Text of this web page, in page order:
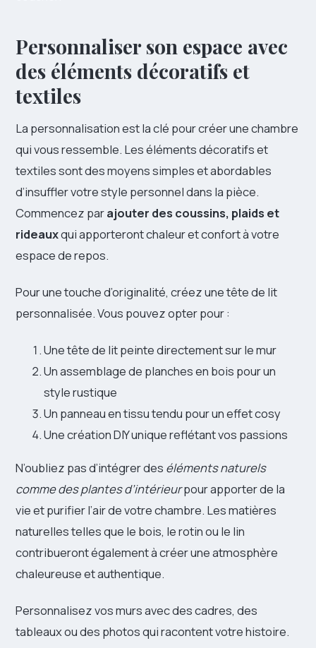
Personnaliser son espace avec
des éléments décoratifs et
textiles
La personnalisation est la clé pour créer une chambre
qui vous ressemble. Les éléments décoratifs et
textiles sont des moyens simples et abordables
d’insuffler votre style personnel dans la pièce.
Commencez parajouter des coussins, plaids et
rideauxqui apporteront chaleur et confort à votre
espace de repos.
Pour une touche d’originalité, créez une tête de lit
personnalisée. Vous pouvez opter pour :
Une tête de lit peinte directement sur le mur
Un assemblage de planches en bois pour un
style rustique
Un panneau en tissu tendu pour un effet cosy
Une création DIY unique reflétant vos passions
N’oubliez pas d’intégrer des éléments naturels
comme des plantes d’intérieurpour apporter de la
vie et purifier l’air de votre chambre. Les matières
naturelles telles que le bois, le rotin ou le lin
contribueront également à créer une atmosphère
chaleureuse et authentique.
Personnalisez vos murs avec des cadres, des
tableaux ou des photos qui racontent votre histoire.